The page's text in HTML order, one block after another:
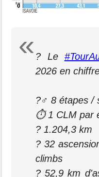
? Le
2026 en
?‍♂️ 8 étapes /
⏱️ 1 CLM par
? 1.204,3 km
?️ 32
climbs
? 52,9 km